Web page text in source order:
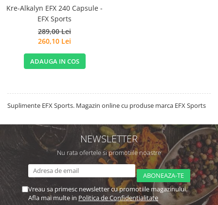
Solgar
Thorne Research
Trace Minerals
Vital Nutrients
EFX Sports
NOW Foods
Nutricost
Kre-Alkalyn EFX 240 Capsule -
EFX Sports
289,00 Lei
260,10 Lei
ADAUGA IN COS
Suplimente EFX Sports. Magazin online cu produse marca EFX Sports
NEWSLETTER
Nu rata ofertele si promotiile noastre
Vreau sa primesc newsletter cu promotiile magazinului.
Afla mai multe in Politica de Confidentialitate